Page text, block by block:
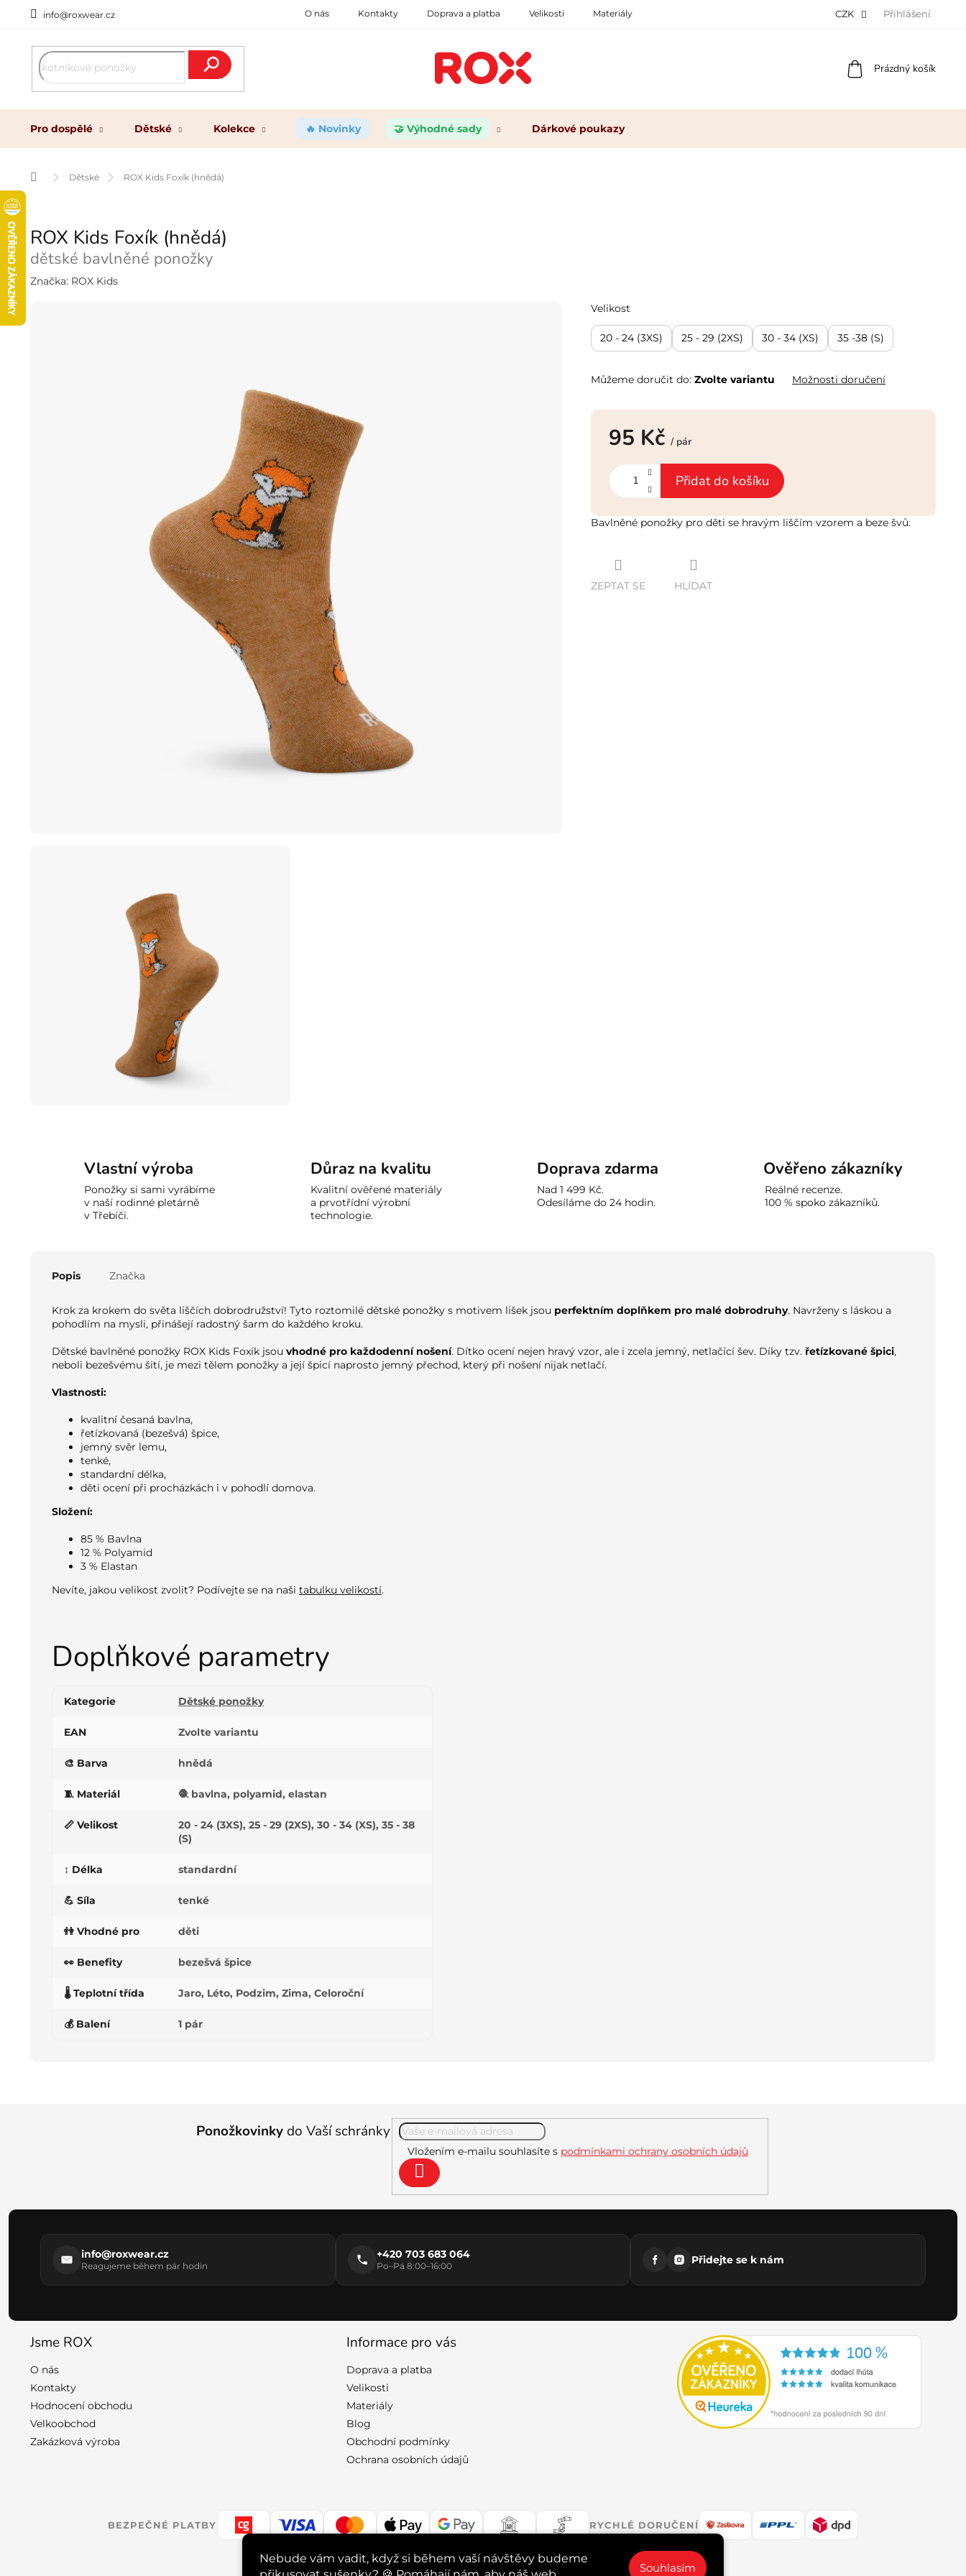
Nebude vám vadit, když si během vaší návštěvy budeme
Souhlasím
info@roxwear.cz O nás Kontakty Doprava a platba Velikosti Materiály CZK Přihlášení
Hledat
Nákupní
Prázdný košík
Pro dospělé Dětské Kolekce 🔥 Novinky 🤝 Výhodné sady Dárkové poukazy
DomůDětské ROX Kids Foxík (hnědá)
ROX Kids Foxík (hnědá)
dětské bavlněné ponožky
Značka: ROX Kids
95 Kč / pár
Měrná
cena:
Velikost
20 - 24 (3XS) 25 - 29 (2XS) 30 - 34 (XS) 35 -38 (S)
Můžeme doručit do: Zvolte variantu Možnosti doručení
Přidat do košíku
Bavlněné ponožky pro děti se hravým liščím vzorem a beze švů.
ZEPTAT SE HLÍDAT
Vlastní výroba
Ponožky si sami vyrábíme
v naší rodinné pletárně
v Třebíči.
Důraz na kvalitu
Kvalitní ověřené materiály
a prvotřídní výrobní
technologie.
Doprava zdarma
Nad 1 499 Kč.
Odesíláme do 24 hodin.
Ověřeno zákazníky
Reálné recenze.
100 % spoko zákazníků.
Popis Značka
Krok za krokem do světa liščích dobrodružství! Tyto roztomilé dětské ponožky s motivem lišek jsou perfektním doplňkem pro malé dobrodruhy. Navrženy s láskou a
pohodlím na mysli, přinášejí radostný šarm do každého kroku.
Dětské bavlněné ponožky ROX Kids Foxík jsou vhodné pro každodenní nošení. Dítko ocení nejen hravý vzor, ale i zcela jemný, netlačící šev. Díky tzv. řetízkované špici,
neboli bezešvému šití, je mezi tělem ponožky a její špicí naprosto jemný přechod, který při nošení nijak netlačí.
Vlastnosti:
kvalitní česaná bavlna,
řetízkovaná (bezešvá) špice,
jemný svěr lemu,
tenké,
standardní délka,
děti ocení při procházkách i v pohodlí domova.
Složení:
85 % Bavlna
12 % Polyamid
3 % Elastan
Nevíte, jakou velikost zvolit? Podívejte se na naši tabulku velikostí.
Doplňkové parametry
Kategorie Dětské ponožky
EAN Zvolte variantu
🎨 Barva hnědá
🧵 Materiál 🧶 bavlna, polyamid, elastan
📏 Velikost
20 - 24 (3XS), 25 - 29 (2XS), 30 - 34 (XS), 35 - 38
(S)
↕️ Délka standardní
💪 Síla tenké
👫 Vhodné pro děti
👀 Benefity bezešvá špice
🌡️ Teplotní třída Jaro, Léto, Podzim, Zima, Celoroční
💰 Balení 1 pár
Ponožkovinky do Vaší schránky
Vložením e-mailu souhlasíte s podmínkami ochrany osobních údajů
Přihlásit
se
info@roxwear.cz
Reagujeme během pár hodin
+420 703 683 064
Po–Pá 8:00–16:00 Přidejte se k nám
Jsme ROX
O nás
Kontakty
Hodnocení obchodu
Velkoobchod
Zakázková výroba
Informace pro vás
Doprava a platba
Velikosti
Materiály
Blog
Obchodní podmínky
Ochrana osobních údajů
BEZPEČNÉ PLATBY RYCHLÉ DORUČENÍ